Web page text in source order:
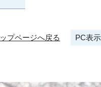
プページへ戻る PC表示